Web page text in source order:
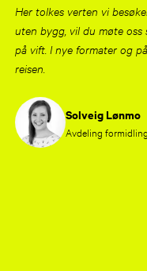
Her tolkes verten vi
uten bygg, vil du møte oss
på vift. I nye formater og
reisen.
Solveig Lønmo
Avdeling